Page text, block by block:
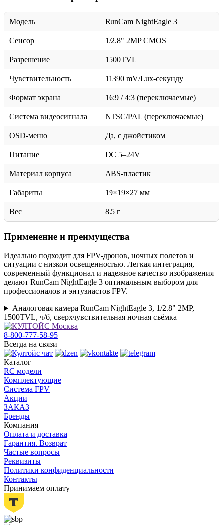
Модель RunCam NightEagle 3
Сенсор 1/2.8" 2MP CMOS
Разрешение 1500TVL
Чувствительность 11390 mV/Lux-секунду
Формат экрана 16:9 / 4:3 (переключаемые)
Система видеосигнала NTSC/PAL (переключаемые)
OSD-меню Да, с джойстиком
Питание DC 5–24V
Материал корпуса ABS-пластик
Габариты 19×19×27 мм
Вес 8.5 г
Применение и преимущества
Идеально подходит для FPV-дронов, ночных полетов и
ситуаций с низкой освещенностью. Легкая интеграция,
современный функционал и надежное качество изображения
делают RunCam NightEagle 3 оптимальным выбором для
профессионалов и энтузиастов FPV.
Аналоговая камера RunCam NightEagle 3, 1/2.8" 2MP,
1500TVL, ч/б, сверхчувствительная ночная съёмка
8-800-777-58-95
Всегда на связи
Каталог
RC модели
Комплектующие
Система FPV
Акции
ЗАКАЗ
Бренды
Компания
Оплата и доставка
Гарантия. Возврат
Частые вопросы
Реквизиты
Политики конфиденциальности
Контакты
Принимаем оплату